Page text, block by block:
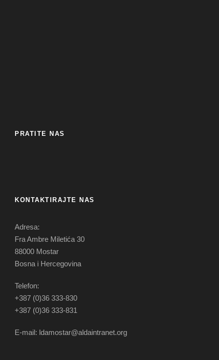
PRATITE NAS
KONTAKTIRAJTE NAS
Adresa:
Fra Ambre Miletića 30
88000 Mostar
Bosna i Hercegovina
Telefon:
+387 (0)36 333-830
+387 (0)36 333-831
E-mail: ldamostar@aldaintranet.org